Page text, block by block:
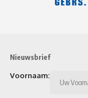
Nieuwsbrief
Voornaam: